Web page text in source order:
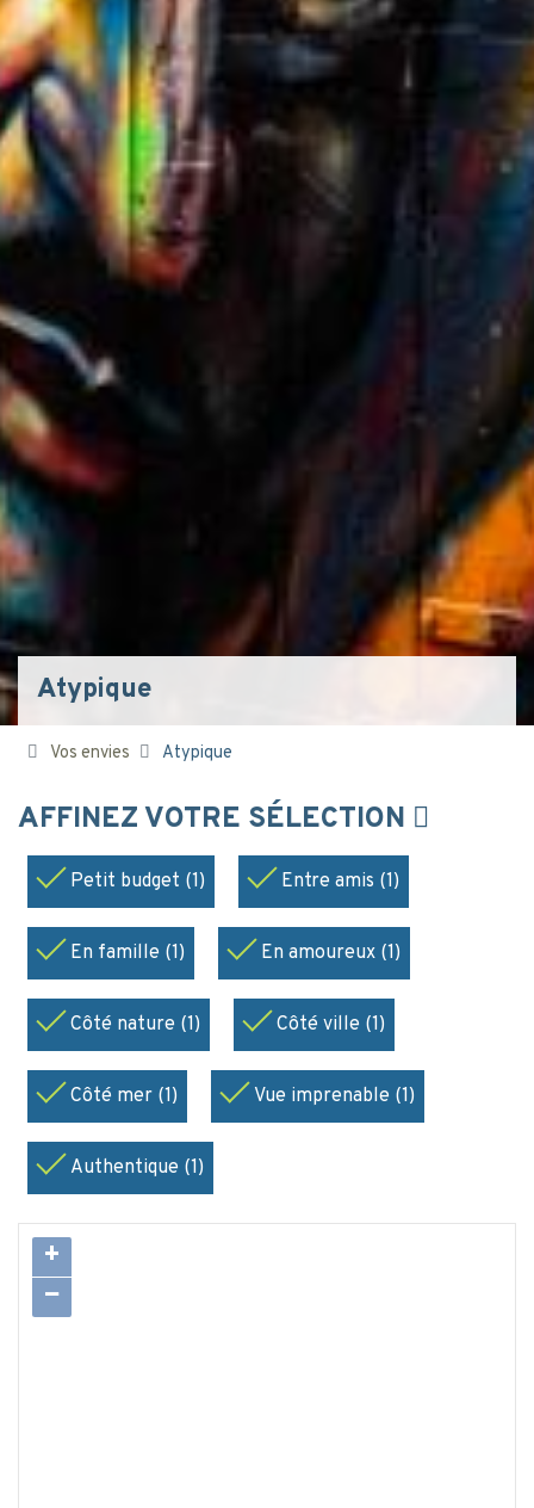
Atypique
Vos envies Atypique
AFFINEZ VOTRE SÉLECTION
Petit budget (1) Entre amis (1)
En famille (1) En amoureux (1)
Côté nature (1) Côté ville (1)
Côté mer (1) Vue imprenable (1)
Authentique (1)
+
−